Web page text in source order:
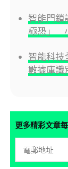
智能門
極恐」
智能科技
數據庫識
更多精彩文章